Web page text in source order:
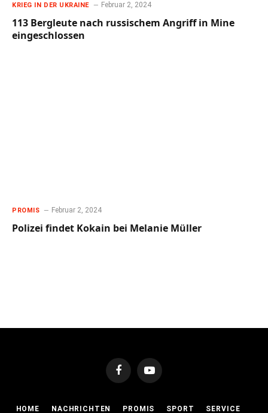
KRIEG IN DER UKRAINE Februar 2, 2024
113 Bergleute nach russischem Angriff in Mine
eingeschlossen
PROMIS Februar 2, 2024
Polizei findet Kokain bei Melanie Müller
FacebookYouTube
HOME NACHRICHTEN PROMIS SPORT SERVICE